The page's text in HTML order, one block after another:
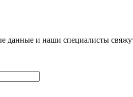
данные и наши специалисты